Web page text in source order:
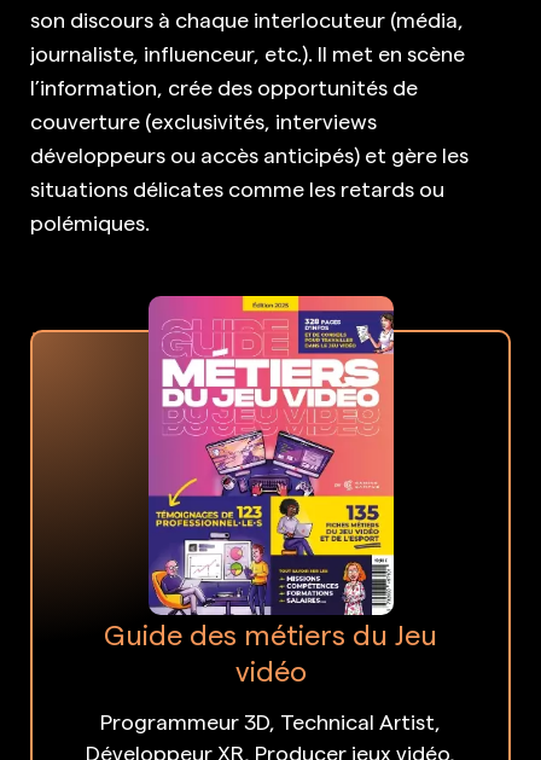
son discours à chaque interlocuteur (média,
journaliste, influenceur, etc.). Il met en scène
l’information, crée des opportunités de
couverture (exclusivités, interviews
développeurs ou accès anticipés) et gère les
situations délicates comme les retards ou
polémiques.
Guide des métiers du Jeu
vidéo
Programmeur 3D, Technical Artist,
Développeur XR, Producer jeux vidéo,